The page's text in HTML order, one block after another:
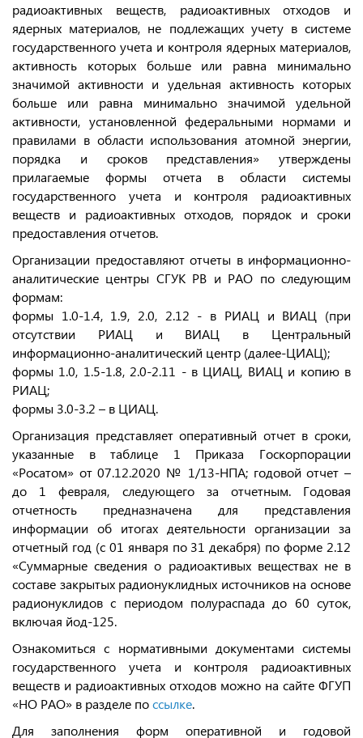
радиоактивных веществ, радиоактивных отходов и
ядерных материалов, не подлежащих учету в системе
государственного учета и контроля ядерных материалов,
активность которых больше или равна минимально
значимой активности и удельная активность которых
больше или равна минимально значимой удельной
активности, установленной федеральными нормами и
правилами в области использования атомной энергии,
порядка и сроков представления» утверждены
прилагаемые формы отчета в области системы
государственного учета и контроля радиоактивных
веществ и радиоактивных отходов, порядок и сроки
предоставления отчетов.
Организации предоставляют отчеты в информационно-
аналитические центры СГУК РВ и РАО по следующим
формам:
формы 1.0-1.4, 1.9, 2.0, 2.12 - в РИАЦ и ВИАЦ (при
отсутствии РИАЦ и ВИАЦ в Центральный
информационно-аналитический центр (далее-ЦИАЦ);
формы 1.0, 1.5-1.8, 2.0-2.11 - в ЦИАЦ, ВИАЦ и копию в
РИАЦ;
формы 3.0-3.2 – в ЦИАЦ.
Организация представляет оперативный отчет в сроки,
указанные в таблице 1 Приказа Госкорпорации
«Росатом» от 07.12.2020 № 1/13-НПА; годовой отчет –
до 1 февраля, следующего за отчетным. Годовая
отчетность предназначена для представления
информации об итогах деятельности организации за
отчетный год (с 01 января по 31 декабря) по форме 2.12
«Суммарные сведения о радиоактивых веществах не в
составе закрытых радионуклидных источников на основе
радионуклидов с периодом полураспада до 60 суток,
включая йод-125.
Ознакомиться с нормативными документами системы
государственного учета и контроля радиоактивных
веществ и радиоактивных отходов можно на сайте ФГУП
«НО РАО» в разделе поссылке.
Для заполнения форм оперативной и годовой